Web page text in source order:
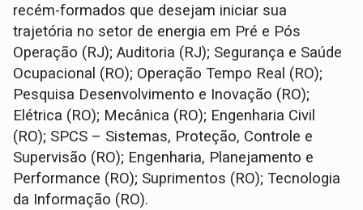
recém-formados que desejam iniciar sua
trajetória no setor de energia em Pré e Pós
Operação (RJ); Auditoria (RJ); Segurança e Saúde
Ocupacional (RO); Operação Tempo Real (RO);
Pesquisa Desenvolvimento e Inovação (RO);
Elétrica (RO); Mecânica (RO); Engenharia Civil
(RO); SPCS – Sistemas, Proteção, Controle e
Supervisão (RO); Engenharia, Planejamento e
Performance (RO); Suprimentos (RO); Tecnologia
da Informação (RO).